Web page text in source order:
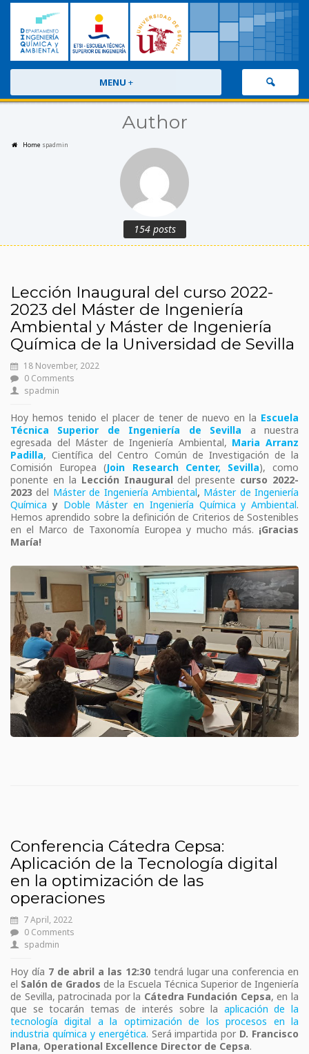
MENU +
Author
Home spadmin
154 posts
Lección Inaugural del curso 2022-
2023 del Máster de Ingeniería
Ambiental y Máster de Ingeniería
Química de la Universidad de Sevilla
18 November, 2022
0 Comments
spadmin
Hoy hemos tenido el placer de tener de nuevo en la Escuela
Técnica Superior de Ingeniería de Sevilla a nuestra
egresada del Máster de Ingeniería Ambiental, Maria Arranz
Padilla, Científica del Centro Común de Investigación de la
Comisión Europea (Join Research Center, Sevilla), como
ponente en la Lección Inaugural del presente curso 2022-
2023 del Máster de Ingeniería Ambiental, Máster de Ingeniería
Química y Doble Máster en Ingeniería Química y Ambiental.
Hemos aprendido sobre la definición de Criterios de Sostenibles
en el Marco de Taxonomía Europea y mucho más. ¡Gracias
María!
Conferencia Cátedra Cepsa:
Aplicación de la Tecnología digital
en la optimización de las
operaciones
7 April, 2022
0 Comments
spadmin
Hoy día 7 de abril a las 12:30tendrá lugar una conferencia en
el Salón de Grados de la Escuela Técnica Superior de Ingeniería
de Sevilla, patrocinada por la Cátedra Fundación Cepsa, en la
que se tocarán temas de interés sobre la aplicación de la
tecnología digital a la optimización de los procesos en la
industria química y energética. Será impartida por D. Francisco
Plana, Operational Excellence Director de Cepsa.